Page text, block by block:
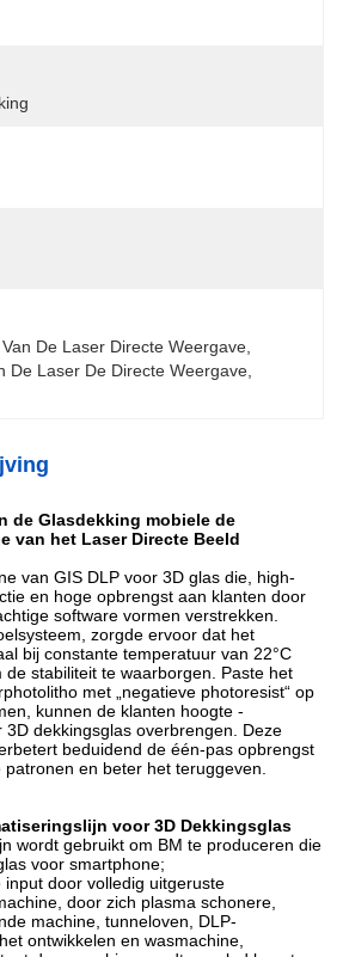
De Laser Directe Weergave
De Laser De Directe Weergave
de Glasdekking mobiele de
van het Laser Directe Beeld
van GIS DLP voor 3D glas die, high-
en hoge opbrengst aan klanten door
software vormen verstrekken.
zorgde ervoor dat het
bij constante temperatuur van 22°C
stabiliteit te waarborgen. Paste het
met „negatieve photoresist“ op
kunnen de klanten hoogte -
3D dekkingsglas overbrengen. Deze
beduidend de één-pas opbrengst
en beter het teruggeven.
voor 3D Dekkingsglas
wordt gebruikt om BM te produceren die
voor smartphone;
door volledig uitgeruste
door zich plasma schonere,
machine, tunneloven, DLP-
ontwikkelen en wasmachine,